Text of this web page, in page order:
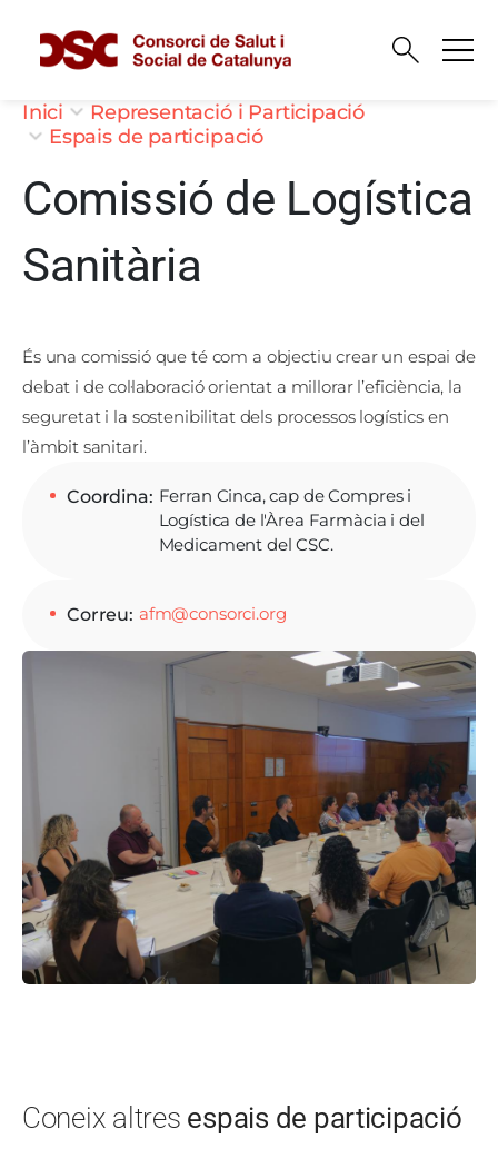
Fil d'ariadna
Inici
Representació i Participació
Espais de participació
Comissió de Logística
Sanitària
És una comissió que té com a objectiu crear un espai de
debat i de col·laboració orientat a millorar l’eficiència, la
seguretat i la sostenibilitat dels processos logístics en
l’àmbit sanitari.
Coordina Ferran Cinca, cap de Compres i
Logística de l'Àrea Farmàcia i del
Medicament del CSC.
Correu afm@consorci.org
Imatge
Coneix altres espais de participació